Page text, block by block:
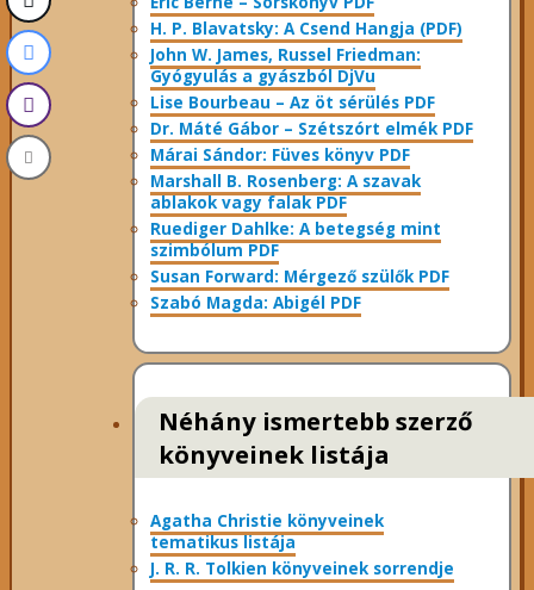
H. P. Blavatsky: A Csend Hangja (PDF)
John W. James, Russel Friedman:
Gyógyulás a gyászból DjVu
Lise Bourbeau – Az öt sérülés PDF
Dr. Máté Gábor – Szétszórt elmék PDF
Márai Sándor: Füves könyv PDF
Marshall B. Rosenberg: A szavak
ablakok vagy falak PDF
Ruediger Dahlke: A betegség mint
szimbólum PDF
Susan Forward: Mérgező szülők PDF
Szabó Magda: Abigél PDF
Néhány ismertebb szerző
könyveinek listája
Agatha Christie könyveinek
tematikus listája
J. R. R. Tolkien könyveinek sorrendje